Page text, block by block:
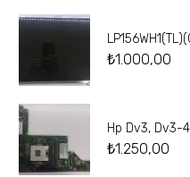
₺1.000,00
Hp Dv3, Dv3-
₺1.250,00